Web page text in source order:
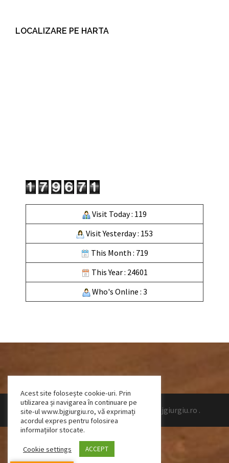
LOCALIZARE PE HARTA
Visit Today : 119
Visit Yesterday : 153
This Month : 719
This Year : 24601
Who's Online : 3
Design by Talpeanu Cristian Bogdan www.bjgiurgiu.ro .
Acest site folosește cookie-uri. Prin
utilizarea și navigarea în continuare pe
site-ul www.bjgiurgiu.ro, vă exprimați
acordul expres pentru folosirea
informațiilor stocate.
Cookie settings ACCEPT